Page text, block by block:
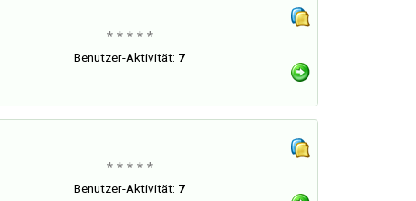
* * * * *
Benutzer-Aktivität: 7
* * * * *
Benutzer-Aktivität: 7